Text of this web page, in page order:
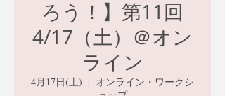
ろう！】第11回
4/17（土）＠オン
ライン
4月17日(土)
  |
オンライン・ワークシ